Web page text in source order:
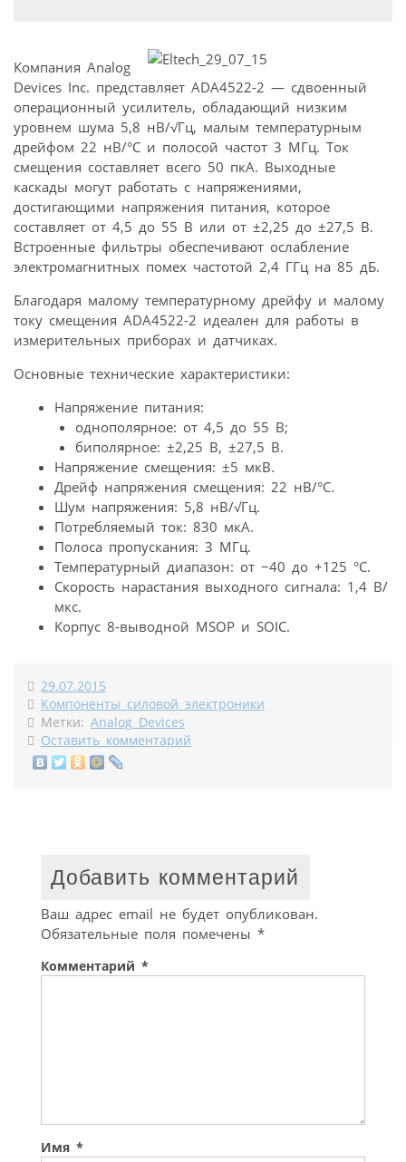
Компания Analog
Devices Inc. представляет ADA4522-2 — сдвоенный
операционный усилитель, обладающий низким
уровнем шума 5,8 нВ/√Гц, малым температурным
дрейфом 22 нВ/°С и полосой частот 3 МГц. Ток
смещения составляет всего 50 пкА. Выходные
каскады могут работать с напряжениями,
достигающими напряжения питания, которое
составляет от 4,5 до 55 В или от ±2,25 до ±27,5 В.
Встроенные фильтры обеспечивают ослабление
электромагнитных помех частотой 2,4 ГГц на 85 дБ.
Благодаря малому температурному дрейфу и малому
току смещения ADA4522-2 идеален для работы в
измерительных приборах и датчиках.
Основные технические характеристики:
Напряжение питания:
однополярное: от 4,5 до 55 В;
биполярное: ±2,25 В, ±27,5 В.
Напряжение смещения: ±5 мкВ.
Дрейф напряжения смещения: 22 нВ/°С.
Шум напряжения: 5,8 нВ/√Гц.
Потребляемый ток: 830 мкА.
Полоса пропускания: 3 МГц.
Температурный диапазон: от −40 до +125 °C.
Скорость нарастания выходного сигнала: 1,4 В/
мкс.
Корпус 8-выводной MSOP и SOIC.
29.07.2015
Компоненты силовой электроники
Метки: Analog Devices
Оставить комментарий
Добавить комментарий
Ваш адрес email не будет опубликован.
Обязательные поля помечены *
Комментарий *
Имя *